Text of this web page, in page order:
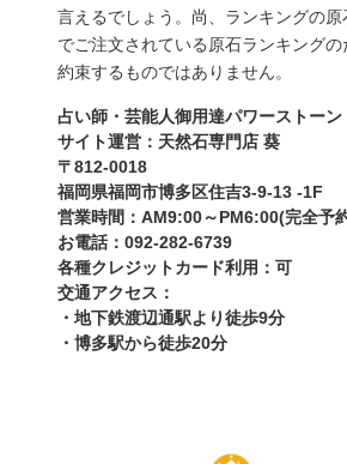
言えるでしょう。尚、ランキングの
でご注文されている原石ランキング
約束するものではありません。
占い師・芸能人御用達パワーストーン
サイト運営：天然石専門店 葵
〒812-0018
福岡県福岡市博多区住吉3-9-13 -1F
営業時間：AM9:00～PM6:00(完全予
お電話：092-282-6739
各種クレジットカード利用：可
交通アクセス：
・地下鉄渡辺通駅より徒歩9分
・博多駅から徒歩20分